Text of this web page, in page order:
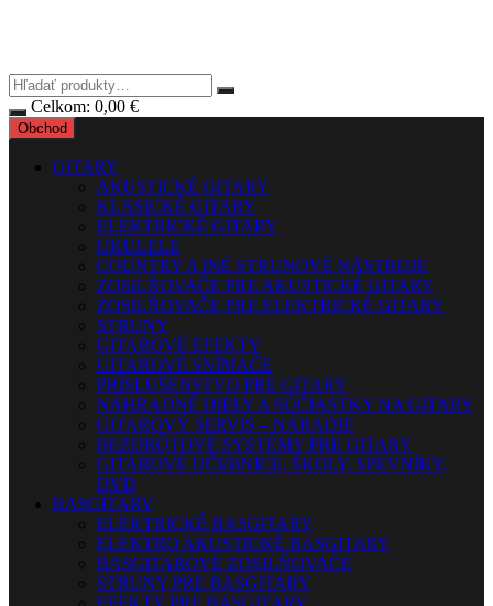
Celkom: 0,00 €
Obchod
GITARY
AKUSTICKÉ GITARY
KLASICKÉ GITARY
ELEKTRICKÉ GITARY
UKULELE
COUNTRY A INÉ STRUNOVÉ NÁSTROJE
ZOSILŇOVAČE PRE AKUSTICKÉ GITARY
ZOSILŇOVAČE PRE ELEKTRICKÉ GITARY
STRUNY
GITAROVÉ EFEKTY
GITAROVÉ SNÍMAČE
PRÍSLUŠENSTVO PRE GITARY
NÁHRADNÉ DIELY A SÚČIASTKY NA GITARY
GITAROVÝ SERVIS – NÁRADIE
BEZDRÔTOVÉ SYSTÉMY PRE GITARY
GITAROVÉ UČEBNICE, ŠKOLY, SPEVNÍKY,
DVD
BASGITARY
ELEKTRICKÉ BASGITARY
ELEKTRO AKUSTICKÉ BASGITARY
BASGITAROVÉ ZOSILŇOVAČE
STRUNY PRE BASGITARY